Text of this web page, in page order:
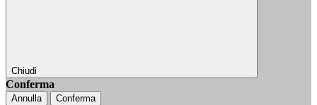
Chiudi
Conferma
Annulla Conferma